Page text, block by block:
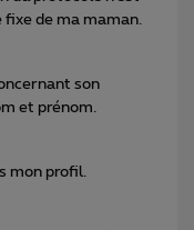
de ma maman.
son
et prénom.
mon profil.